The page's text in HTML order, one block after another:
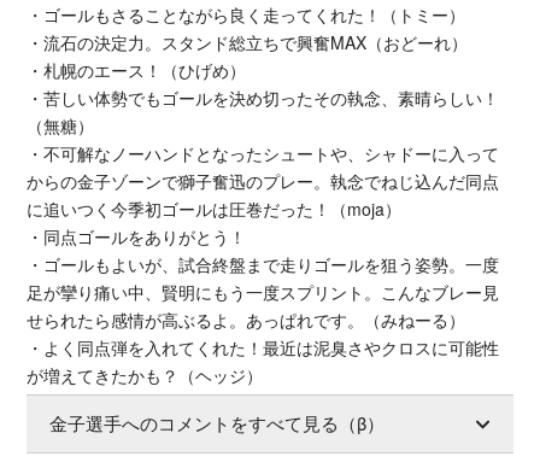
・ゴールもさることながら良く走ってくれた！（トミー）
・流石の決定力。スタンド総立ちで興奮MAX（おどーれ）
・札幌のエース！（ひげめ）
・苦しい体勢でもゴールを決め切ったその執念、素晴らしい！
（無糖）
・不可解なノーハンドとなったシュートや、シャドーに入って
からの金子ゾーンで獅子奮迅のプレー。執念でねじ込んだ同点
に追いつく今季初ゴールは圧巻だった！（moja）
・同点ゴールをありがとう！
・ゴールもよいが、試合終盤まで走りゴールを狙う姿勢。一度
足が攣り痛い中、賢明にもう一度スプリント。こんなブレー見
せられたら感情が高ぶるよ。あっぱれです。（みねーる）
・よく同点弾を入れてくれた！最近は泥臭さやクロスに可能性
が増えてきたかも？（ヘッジ）
金子選手へのコメントをすべて見る（β）